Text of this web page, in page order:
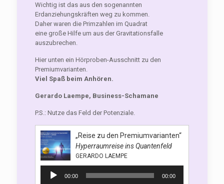
Wichtig ist das aus den sogenannten
Erdanziehungskräften weg zu kommen.
Daher waren die Primzahlen im Quadrat
eine große Hilfe um aus der Gravitationsfalle
auszubrechen.
Hier unten ein Hörproben-Ausschnitt zu den
Premiumvarianten.
Viel Spaß beim Anhören.
Gerardo Laempe, Business-Schamane
P.S.: Nutze das Feld der Potenziale.
„Reise zu den Premiumvarianten“
Hyperraumreise ins Quantenfeld
GERARDO LAEMPE
Audio-
Player
00:00 00:00